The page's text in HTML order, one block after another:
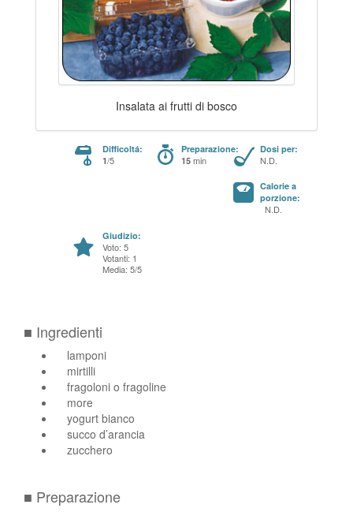
Insalata ai frutti di bosco
Difficoltá:
1/5
Preparazione:
15 min
Dosi per:
N.D.
Calorie a
porzione:
N.D.
Giudizio:
Voto: 5
Votanti: 1
Media: 5/5
■ Ingredienti
lamponi
mirtilli
fragoloni o fragoline
more
yogurt bianco
succo d’arancia
zucchero
■ Preparazione